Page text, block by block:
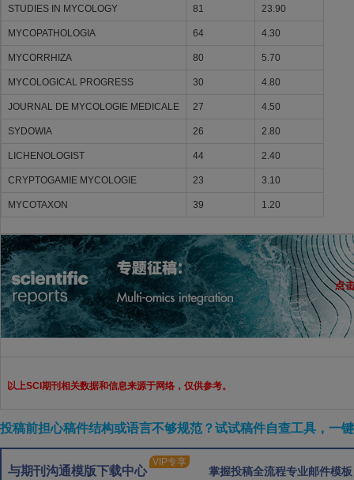
STUDIES IN MYCOLOGY 81 23.90
MYCOPATHOLOGIA 64 4.30
MYCORRHIZA 80 5.70
MYCOLOGICAL PROGRESS 30 4.80
JOURNAL DE MYCOLOGIE MEDICALE 27 4.50
SYDOWIA 26 2.80
LICHENOLOGIST 44 2.40
CRYPTOGAMIE MYCOLOGIE 23 3.10
MYCOTAXON 39 1.20
以上SCI期刊相关数据和信息来源于网络，仅供参考。
投稿前担心稿件结构或语言不够规范？试试稿件自查工具，一
与期刊沟通模版下载中心
VIP专享
掌握投稿全流程专业邮件模